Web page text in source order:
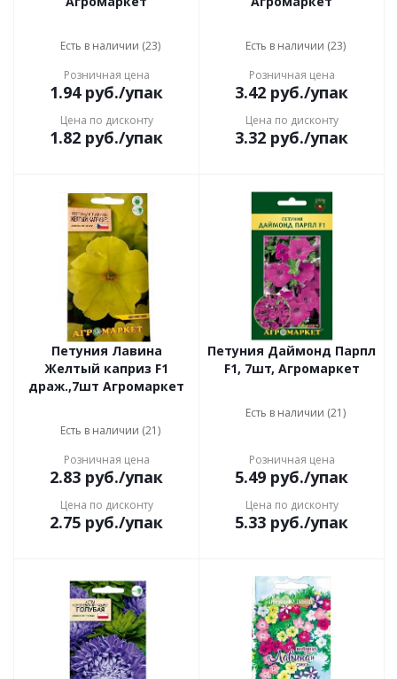
Есть в наличии (23)
Розничная цена
1.94руб./упак
Цена по дисконту
1.82 руб./упак
Есть в наличии (23)
Розничная цена
3.42 руб./упак
Цена по дисконту
3.32 руб./упак
Петуния Лавина
Желтый каприз F1
драж.,7шт Агромаркет
Есть в наличии (21)
Розничная цена
2.83 руб./упак
Цена по дисконту
2.75 руб./упак
Петуния Даймонд Парпл
F1, 7шт, Агромаркет
Есть в наличии (21)
Розничная цена
5.49 руб./упак
Цена по дисконту
5.33 руб./упак